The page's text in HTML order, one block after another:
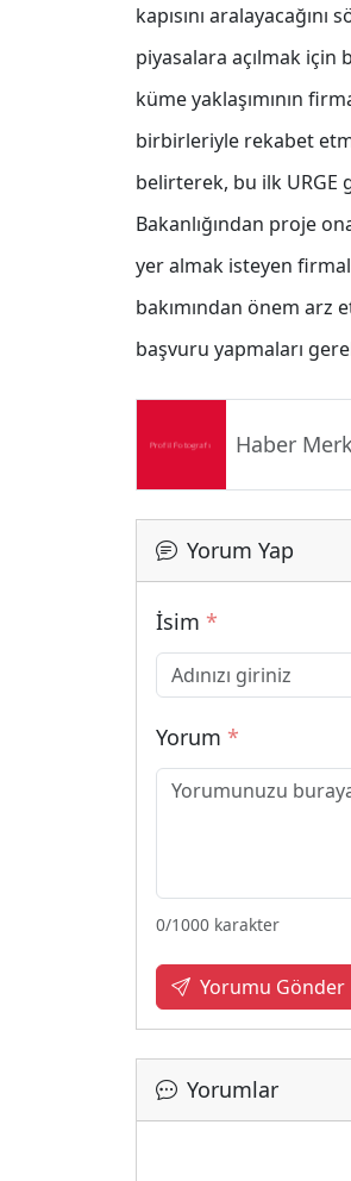
kapısını
piyasalara açılmak
küme yaklaşımının
birbirleriyle rekabet
belirterek, bu ilk URGE
Bakanlığından proje
yer almak isteyen
bakımından önem arz
başvuru yapmaları
Haber
Yorum Yap
İsim *
Yorum *
0/1000 karakter
Yorumu Gönder
Yorumlar